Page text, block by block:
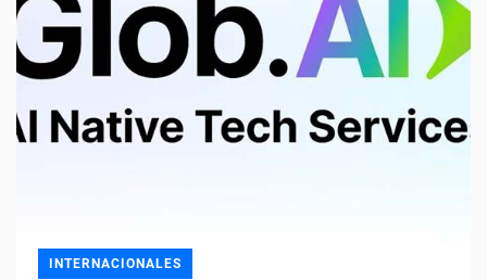
INTERNACIONALES